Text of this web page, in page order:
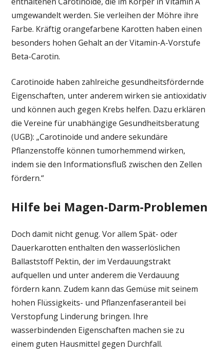
umgewandelt werden. Sie verleihen der Möhre ihre
Farbe. Kräftig orangefarbene Karotten haben einen
besonders hohen Gehalt an der Vitamin-A-Vorstufe
Beta-Carotin.
Carotinoide haben zahlreiche gesundheitsfördernde
Eigenschaften, unter anderem wirken sie antioxidativ
und können auch gegen Krebs helfen. Dazu erklären
die Vereine für unabhängige Gesundheitsberatung
(UGB): „Carotinoide und andere sekundäre
Pflanzenstoffe können tumorhemmend wirken,
indem sie den Informationsfluß zwischen den Zellen
fördern.“
Hilfe bei Magen-Darm-Problemen
Doch damit nicht genug. Vor allem Spät- oder
Dauerkarotten enthalten den wasserlöslichen
Ballaststoff Pektin, der im Verdauungstrakt
aufquellen und unter anderem die Verdauung
fördern kann. Zudem kann das Gemüse mit seinem
hohen Flüssigkeits- und Pflanzenfaseranteil bei
Verstopfung Linderung bringen. Ihre
wasserbindenden Eigenschaften machen sie zu
einem guten Hausmittel gegen Durchfall.